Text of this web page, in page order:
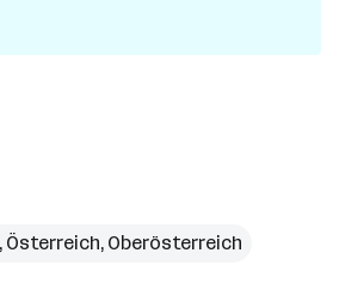
, Österreich, Oberösterreich